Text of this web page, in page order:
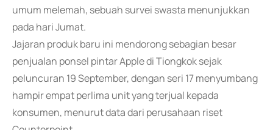
umum melemah, sebuah survei swasta menunjukkan
pada hari Jumat.
Jajaran produk baru ini mendorong sebagian besar
penjualan ponsel pintar Apple di Tiongkok sejak
peluncuran 19 September, dengan seri 17 menyumbang
hampir empat perlima unit yang terjual kepada
konsumen, menurut data dari perusahaan riset